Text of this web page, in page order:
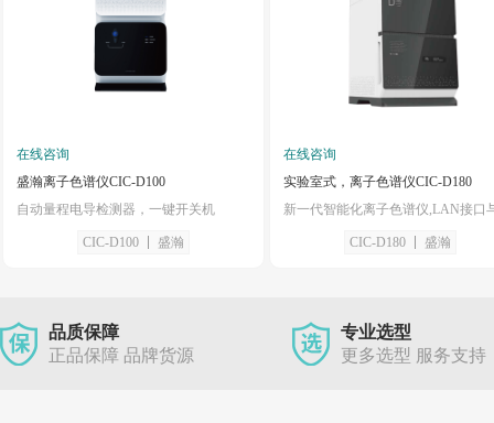
在线咨询
盛瀚离子色谱仪CIC-D100
自动量程电导检测器，一键开关机
CIC-D100 盛瀚
在线咨询
实验室式，离子色谱仪CIC-D180
CIC-D180 盛瀚
品质保障
正品保障 品牌货源
专业选型
更多选型 服务支持